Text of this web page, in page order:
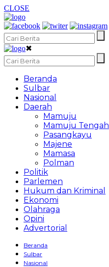
CLOSE
✖
Beranda
Sulbar
Nasional
Daerah
Mamuju
Mamuju Tengah
Pasangkayu
Majene
Mamasa
Polman
Politik
Parlemen
Hukum dan Kriminal
Ekonomi
Olahraga
Opini
Advertorial
Beranda
Sulbar
Nasional